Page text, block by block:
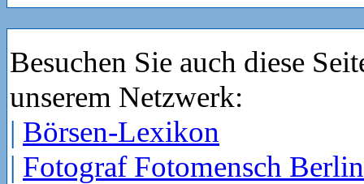
Besuchen Sie auch diese
unserem Netzwerk:
| Börsen-Lexikon
| Fotograf Fotomensch Berlin